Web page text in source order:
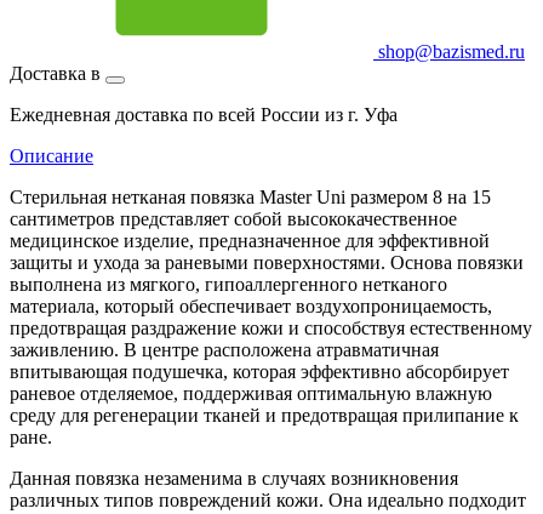
shop@bazismed.ru
Доставка в
Ежедневная доставка по всей России из г. Уфа
Описание
Стерильная нетканая повязка Master Uni размером 8 на 15
сантиметров представляет собой высококачественное
медицинское изделие, предназначенное для эффективной
защиты и ухода за раневыми поверхностями. Основа повязки
выполнена из мягкого, гипоаллергенного нетканого
материала, который обеспечивает воздухопроницаемость,
предотвращая раздражение кожи и способствуя естественному
заживлению. В центре расположена атравматичная
впитывающая подушечка, которая эффективно абсорбирует
раневое отделяемое, поддерживая оптимальную влажную
среду для регенерации тканей и предотвращая прилипание к
ране.
Данная повязка незаменима в случаях возникновения
различных типов повреждений кожи. Она идеально подходит